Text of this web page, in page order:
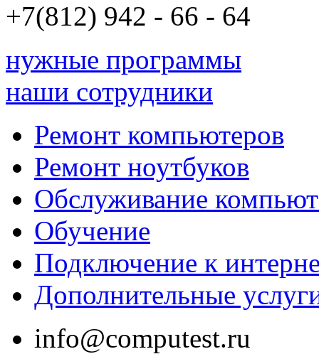
+7(812) 942 - 66 - 64
нужные программы
наши сотрудники
Ремонт компьютеров
Ремонт ноутбуков
Обслуживание
Обучение
Подключение к
Дополнительные
info@computest.ru